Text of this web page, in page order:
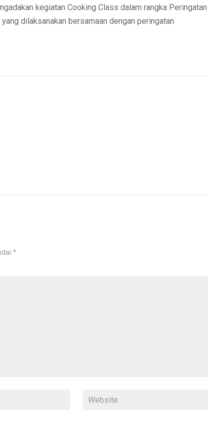
kegiatan Cooking Class dalam rangka Peringatan
yang dilaksanakan bersamaan dengan peringatan
*